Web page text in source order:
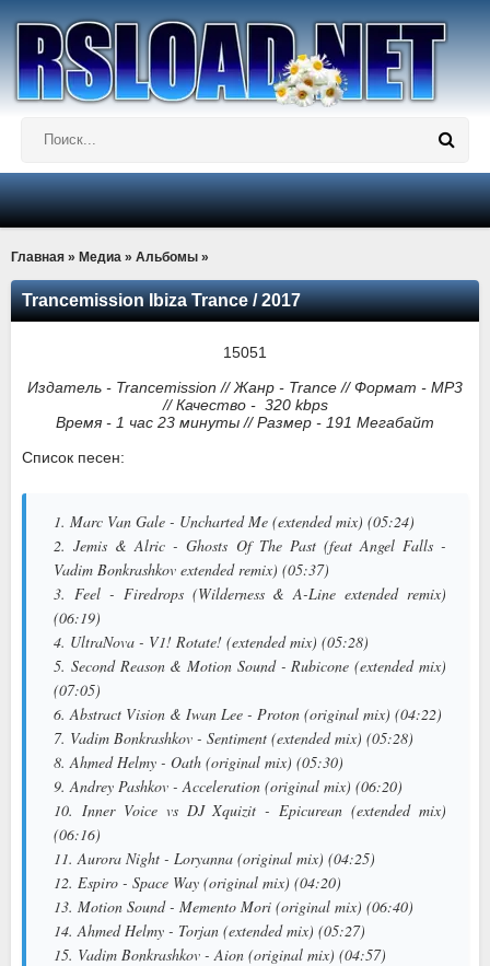
Главная » Медиа » Альбомы »
Trancemission Ibiza Trance / 2017
Издатель - Trancemission //Жанр - Trance //Формат - MP3
// Качество - 320 kbps
Время - 1 час 23 минуты // Размер - 191 Мегабайт
Список песен:
1. Marc Van Gale - Uncharted Me (extended mix) (05:24)
2. Jemis & Alric - Ghosts Of The Past (feat Angel Falls -
Vadim Bonkrashkov extended remix) (05:37)
3. Feel - Firedrops (Wilderness & A-Line extended remix)
(06:19)
4. UltraNova - V1! Rotate! (extended mix) (05:28)
5. Second Reason & Motion Sound - Rubicone (extended mix)
(07:05)
6. Abstract Vision & Iwan Lee - Proton (original mix) (04:22)
7. Vadim Bonkrashkov - Sentiment (extended mix) (05:28)
8. Ahmed Helmy - Oath (original mix) (05:30)
9. Andrey Pashkov - Acceleration (original mix) (06:20)
10. Inner Voice vs DJ Xquizit - Epicurean (extended mix)
(06:16)
11. Aurora Night - Loryanna (original mix) (04:25)
12. Espiro - Space Way (original mix) (04:20)
13. Motion Sound - Memento Mori (original mix) (06:40)
14. Ahmed Helmy - Torjan (extended mix) (05:27)
15. Vadim Bonkrashkov - Aion (original mix) (04:57)